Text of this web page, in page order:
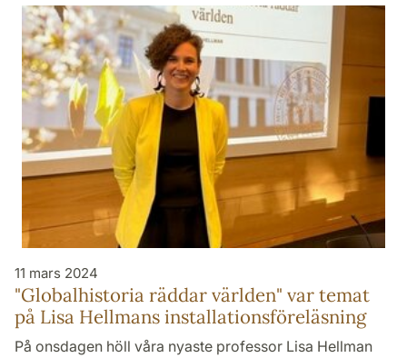
11 mars 2024
"Globalhistoria räddar världen" var temat
på Lisa Hellmans installationsföreläsning
På onsdagen höll våra nyaste professor Lisa Hellman